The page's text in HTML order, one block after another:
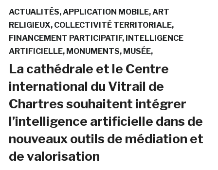
ACTUALITÉS APPLICATION MOBILE ART
RELIGIEUX COLLECTIVITÉ TERRITORIALE
FINANCEMENT PARTICIPATIF INTELLIGENCE
ARTIFICIELLE MONUMENTS MUSÉE
La cathédrale et le Centre
international du Vitrail de
Chartres souhaitent intégrer
l’intelligence artificielle dans de
nouveaux outils de médiation et
de valorisation